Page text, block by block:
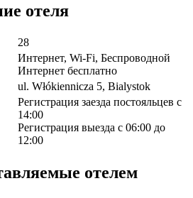
отеля
28
Интернет, Wi-Fi, Беспроводной
Интернет бесплатно
ul. Włókiennicza 5, Bialystok
Регистрация заезда постояльцев с
14:00
Регистрация выезда с 06:00 до
12:00
отелем